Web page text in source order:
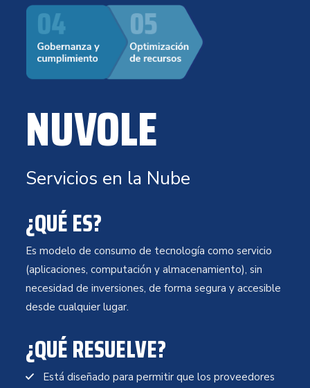
NUVOLE
Servicios en la Nube
¿QUÉ ES?
Es modelo de consumo de tecnología como servicio
(aplicaciones, computación y almacenamiento), sin
necesidad de inversiones, de forma segura y accesible
desde cualquier lugar.
¿QUÉ RESUELVE?
Está diseñado para permitir que los proveedores